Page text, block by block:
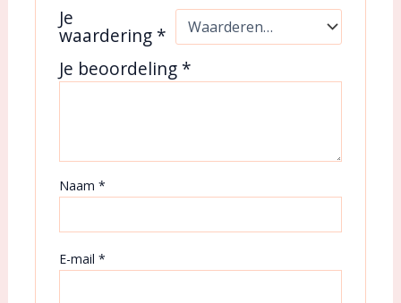
Je
waardering *
Je beoordeling *
Naam*
E-mail*